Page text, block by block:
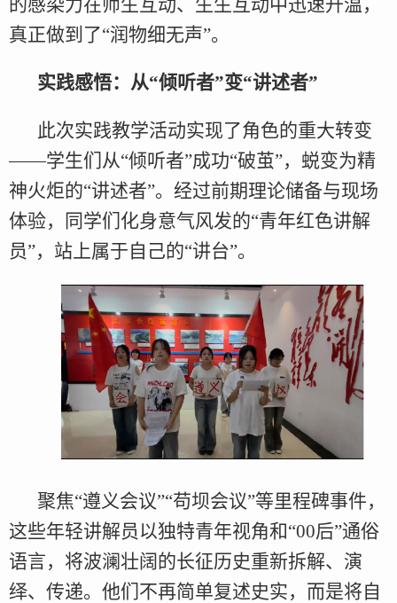
的感染力在师生互动、生生互动中迅速升温，
真正做到了“润物细无声”。
实践感悟：从“倾听者”变“讲述者”
此次实践教学活动实现了角色的重大转变
——学生们从“倾听者”成功“破茧”，蜕变为精
神火炬的“讲述者”。经过前期理论储备与现场
体验，同学们化身意气风发的“青年红色讲解
员”，站上属于自己的“讲台”。
聚焦“遵义会议”“苟坝会议”等里程碑事件，
这些年轻讲解员以独特青年视角和“00后”通俗
语言，将波澜壮阔的长征历史重新拆解、演
绎、传递。他们不再简单复述史实，而是将自